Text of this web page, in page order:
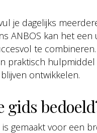
je dagelijks
ANBOS kan het
te
praktisch
ontwikkelen.
gids
gemaakt voor een